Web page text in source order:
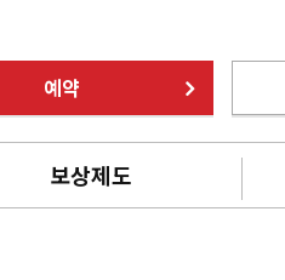
예약
보상제도